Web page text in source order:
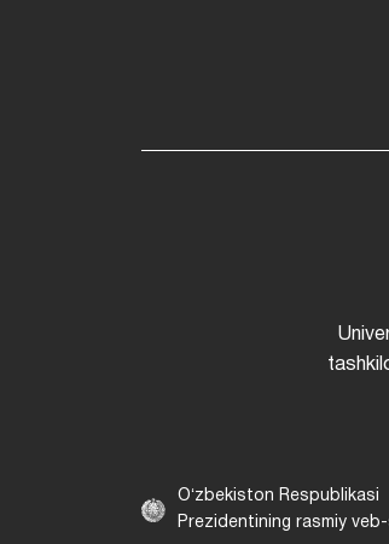
Oʻzbekiston Respublikasi
Prezidentining rasmiy